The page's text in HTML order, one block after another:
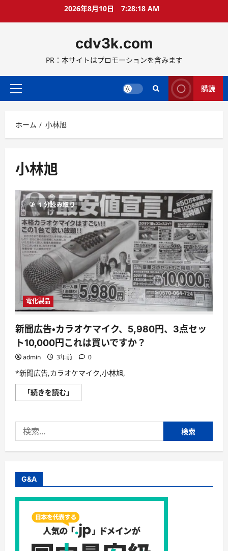
ス
ッ
2026年8月10日 7:28:18 AM
cdv3k.com
PR：本サイトはプロモーションを含みます
メ
メ
ニ
ー
購読
ホーム 小林旭
小林旭
1 分読み取り
電化製品
新聞広告・カラオケマイク、5,980円、3点セッ
ト10,000円これは買いですか？
admin 3年前 0
*新聞広告,カラオケマイク,小林旭,
「続きを読む」
聞
カ
ケ
3
セ
ト
10,000
円
こ
は
索:
G&A